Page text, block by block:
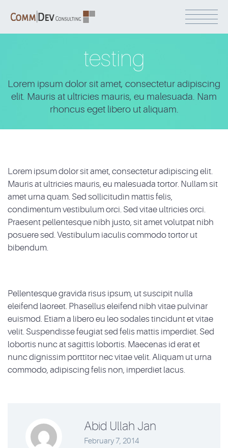
testing
Lorem ipsum dolor sit amet, consectetur adipiscing
elit. Mauris at ultricies mauris, eu malesuada. Nam
rhoncus eget libero ut aliquam.
Lorem ipsum dolor sit amet, consectetur adipiscing elit.
Mauris at ultricies mauris, eu malesuada tortor. Nullam sit
amet urna quam. Sed sollicitudin mattis felis,
condimentum vestibulum orci. Sed vitae ultricies orci.
Praesent pellentesque nibh justo, sit amet volutpat nibh
posuere sed. Vestibulum iaculis commodo tortor ut
bibendum.
Pellentesque gravida risus ipsum, ut suscipit nulla
eleifend laoreet. Phasellus eleifend nibh vitae pulvinar
euismod. Etiam a libero eu leo sodales tincidunt et vitae
velit. Suspendisse feugiat sed felis mattis imperdiet. Sed
lobortis nunc at sagittis lobortis. Maecenas id erat et
nunc dignissim porttitor nec vitae velit. Aliquam ut urna
commodo, adipiscing felis non, imperdiet lacus.
Abid Ullah Jan
February 7, 2014